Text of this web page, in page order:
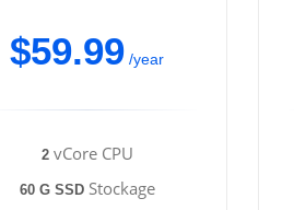
$59.99 /year
2vCore CPU
60 G SSDStockage